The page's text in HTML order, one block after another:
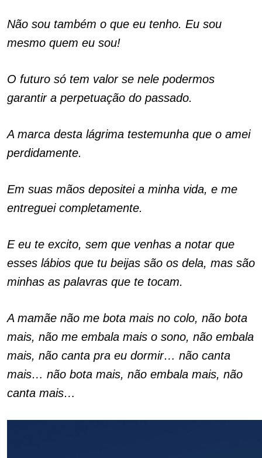
Não sou também o que eu tenho. Eu sou
mesmo quem eu sou!
O futuro só tem valor se nele podermos
garantir a perpetuação do passado.
A marca desta lágrima testemunha que o amei
perdidamente.
Em suas mãos depositei a minha vida, e me
entreguei completamente.
E eu te excito, sem que venhas a notar que
esses lábios que tu beijas são os dela, mas são
minhas as palavras que te tocam.
A mamãe não me bota mais no colo, não bota
mais, não me embala mais o sono, não embala
mais, não canta pra eu dormir… não canta
mais… não bota mais, não embala mais, não
canta mais…